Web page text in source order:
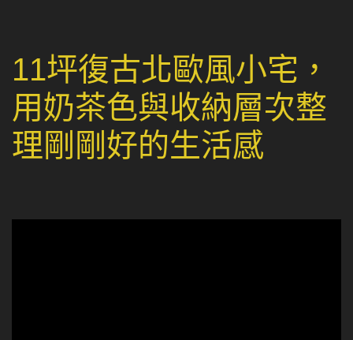
11坪復古北歐風小宅，
用奶茶色與收納層次整
理剛剛好的生活感